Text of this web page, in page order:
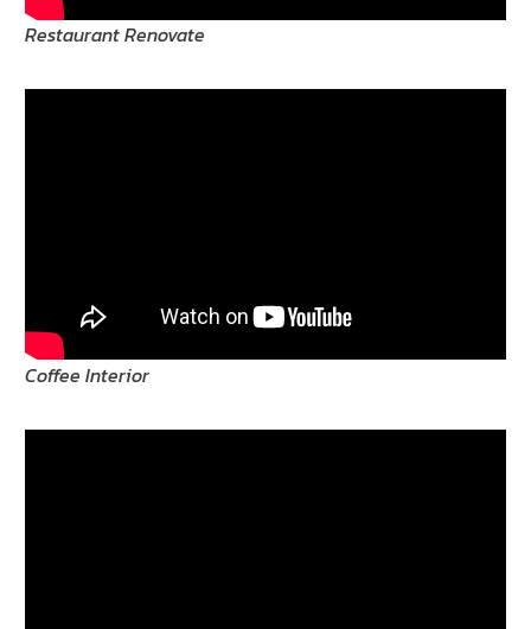
Restaurant Renovate
Coffee Interior